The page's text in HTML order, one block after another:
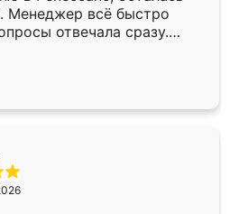
Менеджер всё быстро
отвечала сразу.
в субботу, подошёл к
Собрали
аккуратно, даже